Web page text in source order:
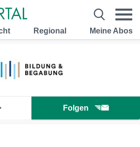
Regional Meine Abos
Folgen